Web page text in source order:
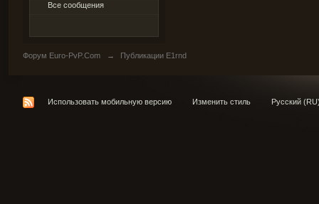
Все сообщения
Форум Euro-PvP.Com → Публикации E1rnd
Использовать мобильную версию Изменить стиль Русский